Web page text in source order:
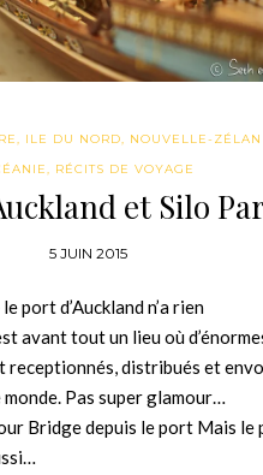
, ILE DU NORD, NOUVELLE-
, RÉCITS DE VOYAGE
et Silo
5 JUIN 2015
port d’Auckland n’a rien
avant tout un lieu où
receptionnés, distribués et
Pas super glamour…
Bridge depuis le port Mais le